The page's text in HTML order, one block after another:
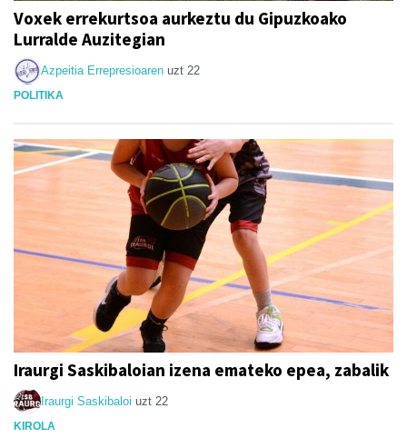
Voxek errekurtsoa aurkeztu du Gipuzkoako
Lurralde Auzitegian
Azpeitia Errepresioaren uzt 22
POLITIKA
Iraurgi Saskibaloian izena emateko epea, zabalik
Iraurgi Saskibaloi uzt 22
KIROLA